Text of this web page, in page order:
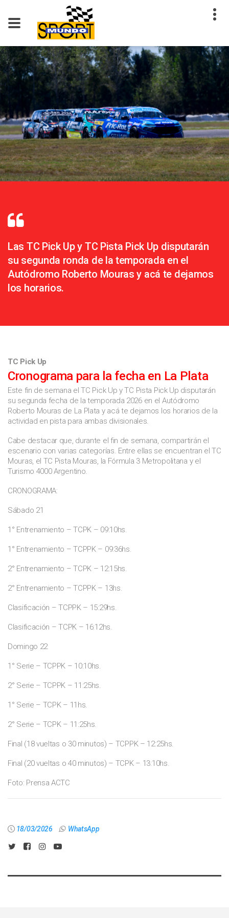
Las TC Pick Up y TC Pista Pick Up disputarán
su segunda ronda de la temporada en el
Autódromo Roberto Mouras y acá te dejamos
los horarios.
TC Pick Up
Cronograma para la fecha en La Plata
Este fin de semana el TC Pick Up y TC Pista Pick Up disputarán
su segunda fecha de la temporada 2026 en el Autódromo
Roberto Mouras de La Plata y acá te dejamos los horarios de la
actividad en pista para ambas divisionales.
Cabe destacar que, durante el fin de semana, compartirán el
escenario con varias categorías. Entre ellas se encuentran el TC
Mouras, el TC Pista Mouras, la Fórmula 3 Metropolitana y el
Turismo 4000 Argentino.
CRONOGRAMA:
Sábado 21
1° Entrenamiento – TCPK – 09:10hs.
1° Entrenamiento – TCPPK – 09:36hs.
2° Entrenamiento – TCPK – 12:15hs.
2° Entrenamiento – TCPPK – 13hs.
Clasificación – TCPPK – 15:29hs.
Clasificación – TCPK – 16:12hs.
Domingo 22
1° Serie – TCPPK – 10:10hs.
2° Serie – TCPPK – 11:25hs.
1° Serie – TCPK – 11hs.
2° Serie – TCPK – 11:25hs.
Final (18 vueltas o 30 minutos) – TCPPK – 12:25hs.
Final (20 vueltas o 40 minutos) – TCPK – 13:10hs.
Foto: Prensa ACTC
18/03/2026 WhatsApp